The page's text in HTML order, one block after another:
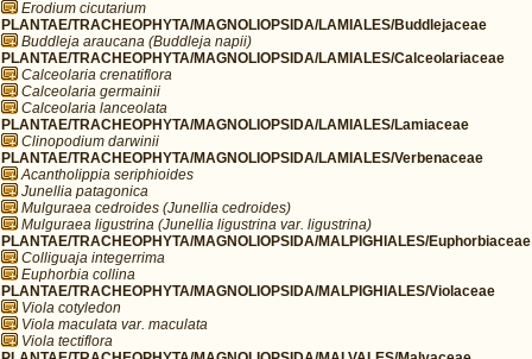
Erodium cicutarium
PLANTAE/TRACHEOPHYTA/MAGNOLIOPSIDA/LAMIALES/Buddlejaceae
Buddleja araucana (Buddleja napii)
PLANTAE/TRACHEOPHYTA/MAGNOLIOPSIDA/LAMIALES/Calceolariaceae
Calceolaria crenatiflora
Calceolaria germainii
Calceolaria lanceolata
PLANTAE/TRACHEOPHYTA/MAGNOLIOPSIDA/LAMIALES/Lamiaceae
Clinopodium darwinii
PLANTAE/TRACHEOPHYTA/MAGNOLIOPSIDA/LAMIALES/Verbenaceae
Acantholippia seriphioides
Junellia patagonica
Mulguraea cedroides (Junellia cedroides)
Mulguraea ligustrina (Junellia ligustrina var. ligustrina)
PLANTAE/TRACHEOPHYTA/MAGNOLIOPSIDA/MALPIGHIALES/Euphorbiaceae
Colliguaja integerrima
Euphorbia collina
PLANTAE/TRACHEOPHYTA/MAGNOLIOPSIDA/MALPIGHIALES/Violaceae
Viola cotyledon
Viola maculata var. maculata
Viola tectiflora